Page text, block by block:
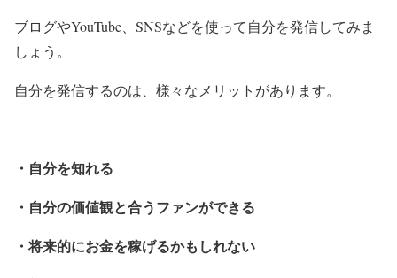
ブログやYouTube、SNSなどを使って自分を発信してみま
しょう。
自分を発信するのは、様々なメリットがあります。
・自分を知れる
・自分の価値観と合うファンができる
・将来的にお金を稼げるかもしれない